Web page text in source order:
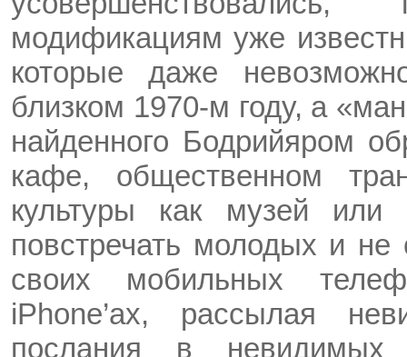
модификациям уже
которые даже
близком 1970-м году, а
найденного Бодрийяром
кафе, общественном
культуры как музей
повстречать молодых и
своих мобильных
iPhone’ах, рассылая
послания в невидимых